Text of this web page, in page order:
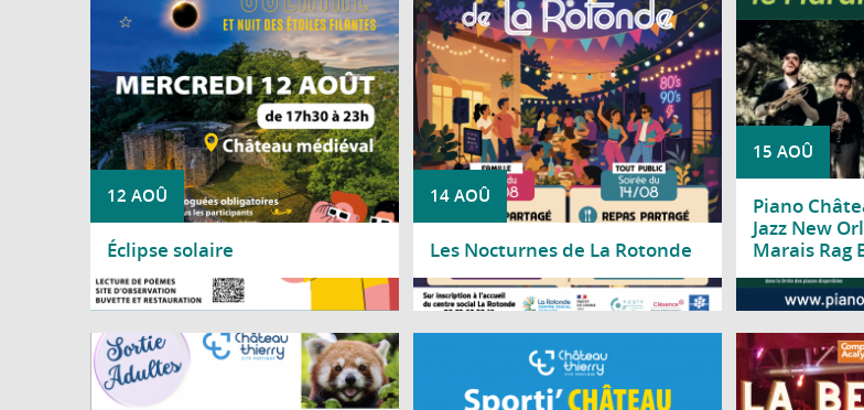
12 AOÛ
Éclipse solaire
de 90 % du Soleil sera occulté par la Lune,
offrant un spectacle rare et fascinant.
Lire la suite
14 AOÛ
Les Nocturnes de La Rotonde
Lire la suite
15 AOÛ
Piano
Jazz New
Marais Rag
Lire la suite
Le Centre social Nicole Bastien vous
propose une sortie au Parc d'Isle, à Saint-
Quentin, le mardi 18 août, de 9 h à 17 h 30.
À chaque période de vacances scolaires, la
Ville de Château-Thierry invite les jeunes à
découvrir durant deux jours une multitude
Le Centre
à découvrir «
de la